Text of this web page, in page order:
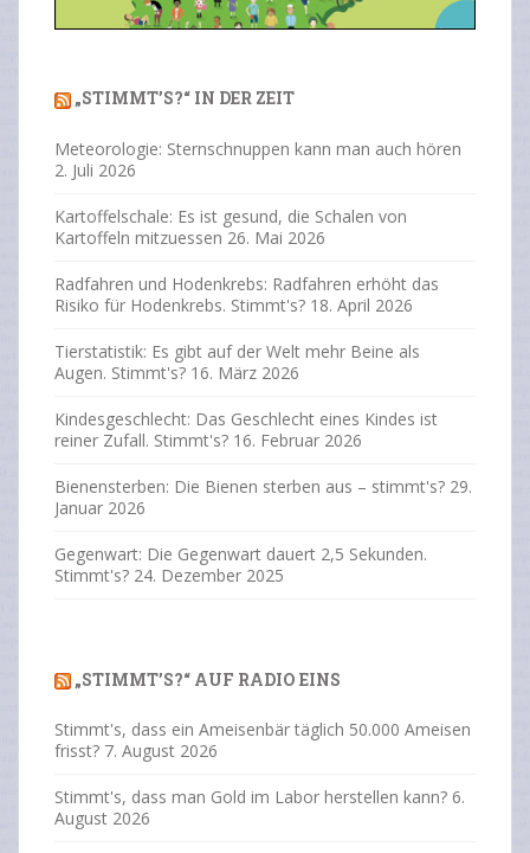
„STIMMT’S?“ IN DER ZEIT
Meteorologie: Sternschnuppen kann man auch hören
2. Juli 2026
Kartoffelschale: Es ist gesund, die Schalen von
Kartoffeln mitzuessen 26. Mai 2026
Radfahren und Hodenkrebs: Radfahren erhöht das
Risiko für Hodenkrebs. Stimmt's? 18. April 2026
Tierstatistik: Es gibt auf der Welt mehr Beine als
Augen. Stimmt's? 16. März 2026
Kindesgeschlecht: Das Geschlecht eines Kindes ist
reiner Zufall. Stimmt's? 16. Februar 2026
Bienensterben: Die Bienen sterben aus – stimmt's? 29.
Januar 2026
Gegenwart: Die Gegenwart dauert 2,5 Sekunden.
Stimmt's? 24. Dezember 2025
„STIMMT’S?“ AUF RADIO EINS
Stimmt's, dass ein Ameisenbär täglich 50.000 Ameisen
frisst? 7. August 2026
Stimmt's, dass man Gold im Labor herstellen kann? 6.
August 2026